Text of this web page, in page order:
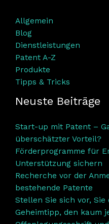
Allgemein
Blog
Dienstleistungen
Patent A-Z
Produkte
Tipps & Tricks
Neuste Beiträge
Start-up mit Patent –
überschätzter Vorteil?
Förderprogramme für
Unterstützung sichern
Recherche vor der
bestehende Patente
Stellen Sie sich vor, Sie
Geheimtipp, den kaum